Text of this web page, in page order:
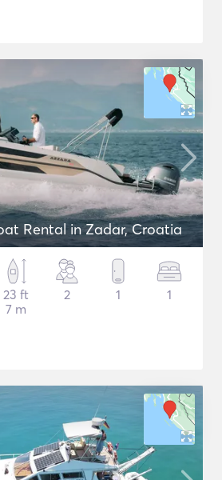
Rental in Zadar, Croatia
23 ft
7 m
2 1 1